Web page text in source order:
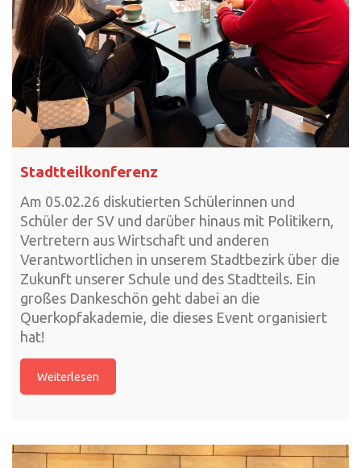
Stadtteilkonferenz
Am 05.02.26 diskutierten Schülerinnen und
Schüler der SV und darüber hinaus mit Politikern,
Vertretern aus Wirtschaft und anderen
Verantwortlichen in unserem Stadtbezirk über die
Zukunft unserer Schule und des Stadtteils. Ein
großes Dankeschön geht dabei an die
Querkopfakademie, die dieses Event organisiert
hat!
Weiterlesen